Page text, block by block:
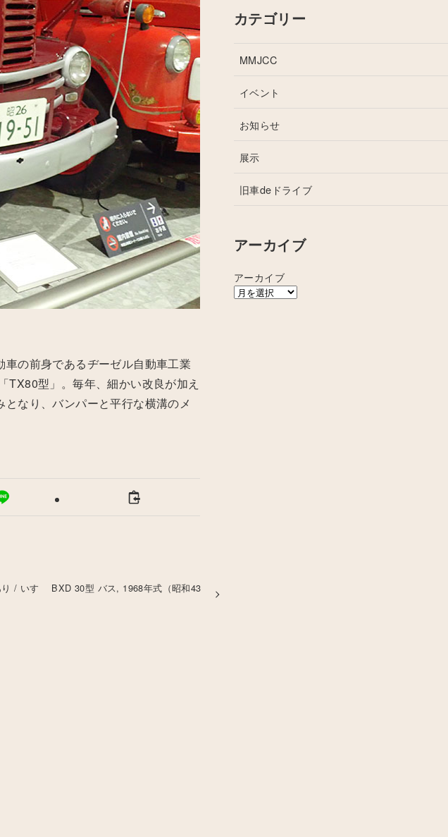
の前身であるヂーゼル自動車工業
TX80型」。毎年、細かい改良が加え
なり、バンパーと平行な横溝のメ
/ いすゞ BXD 30型 バス, 1968年式（昭和43
カテゴリー
MMJCC
イベント
お知らせ
展示
旧車deドライブ
アーカイブ
アーカイブ